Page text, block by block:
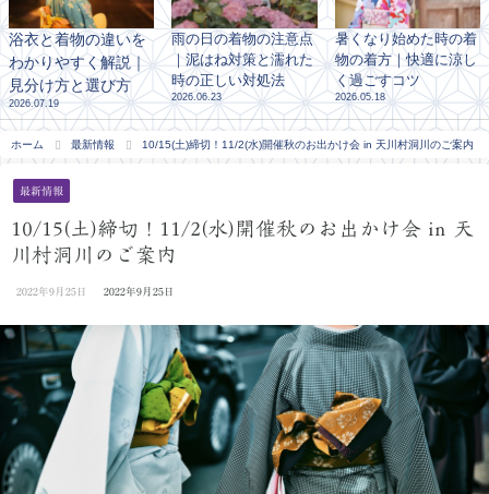
浴衣と着物の違いを
わかりやすく解説｜
見分け方と選び方
2026.07.19
雨の日の着物の注意点
｜泥はね対策と濡れた
時の正しい対処法
2026.06.23
暑くなり始めた時の着
物の着方｜快適に涼し
く過ごすコツ
2026.05.18
ホーム 最新情報 10/15(土)締切！11/2(水)開催秋のお出かけ会 in 天川村洞川のご案内
最新情報
10/15(土)締切！11/2(水)開催秋のお出かけ会 in 天
川村洞川のご案内
2022年9月25日 2022年9月25日